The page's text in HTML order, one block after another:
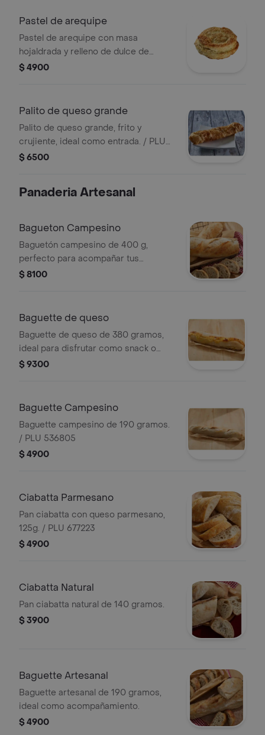
Pastel de arequipe
Pastel de arequipe con masa
hojaldrada y relleno de dulce de
leche./ PLU 3476677
$ 4900
Palito de queso grande
Palito de queso grande, frito y
crujiente, ideal como entrada. / PLU
3476678
$ 6500
Panaderia Artesanal
Bagueton Campesino
Baguetón campesino de 400 g,
perfecto para acompañar tus
comidas. PLU 7030.
$ 8100
Baguette de queso
Baguette de queso de 380 gramos,
ideal para disfrutar como snack o
acompañamiento. / PLU 937121
$ 9300
Baguette Campesino
Baguette campesino de 190 gramos.
/ PLU 536805
$ 4900
Ciabatta Parmesano
Pan ciabatta con queso parmesano,
125g. / PLU 677223
$ 4900
Ciabatta Natural
Pan ciabatta natural de 140 gramos.
$ 3900
Baguette Artesanal
Baguette artesanal de 190 gramos,
ideal como acompañamiento.
$ 4900